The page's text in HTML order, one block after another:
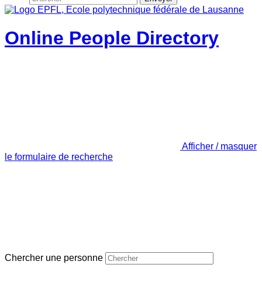
Online People Directory
Afficher / masquer
le formulaire de recherche
Chercher une personne